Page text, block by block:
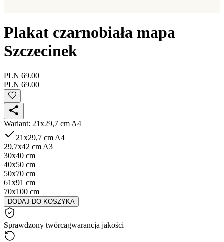
Plakat czarnobiała mapa
Szczecinek
PLN 69.00
PLN 69.00
Wariant: 21x29,7 cm A4
21x29,7 cm A4
29,7x42 cm A3
30x40 cm
40x50 cm
50x70 cm
61x91 cm
70x100 cm
DODAJ DO KOSZYKA
Sprawdzony twórcagwarancja jakości